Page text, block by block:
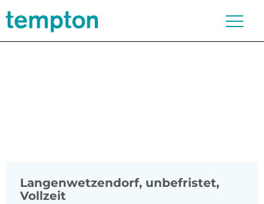
Langenwetzendorf, unbefristet,
Vollzeit